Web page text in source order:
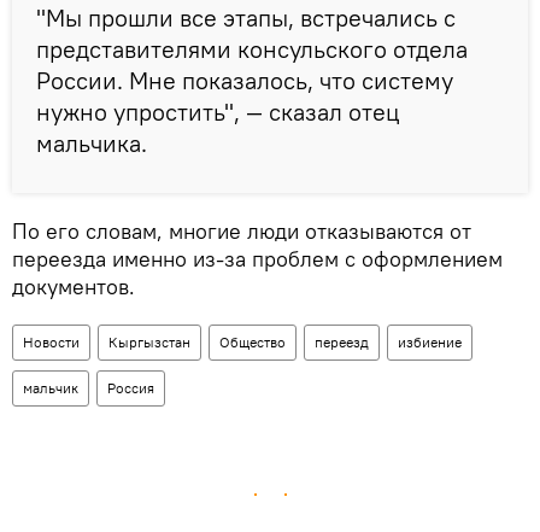
"Мы прошли все этапы, встречались с
представителями консульского отдела
России. Мне показалось, что систему
нужно упростить", — сказал отец
мальчика.
По его словам, многие люди отказываются от
переезда именно из-за проблем с оформлением
документов.
Новости Кыргызстан Общество переезд избиение
мальчик Россия